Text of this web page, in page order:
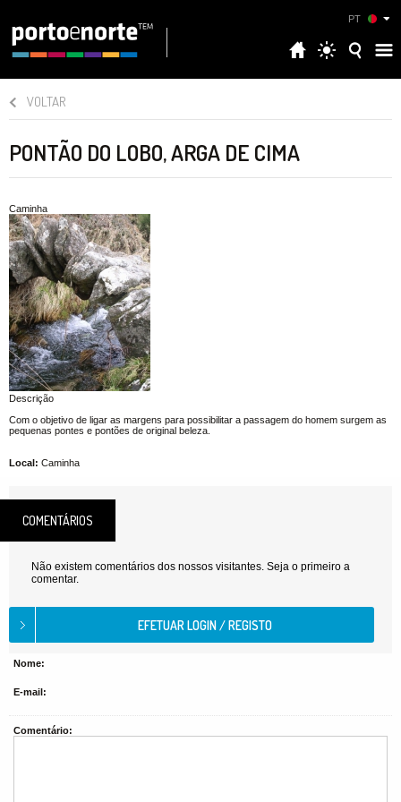
PT
VOLTAR
PONTÃO DO LOBO, ARGA DE CIMA
Caminha
Descrição
Com o objetivo de ligar as margens para possibilitar a passagem do homem surgem as
pequenas pontes e pontões de original beleza.
Local: Caminha
COMENTÁRIOS
Não existem comentários dos nossos visitantes. Seja o primeiro a
comentar.
Nome:
E-mail:
Comentário: